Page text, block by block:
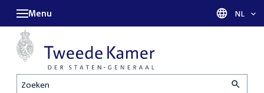
Zoeken
Menu Taal
NL